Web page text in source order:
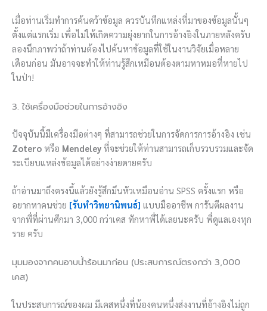
เมื่อท่านเริ่มทำการค้นคว้าข้อมูล ควรบันทึกแหล่งที่มาของข้อมูลนั้นๆ
ตั้งแต่แรกเริ่ม เพื่อไม่ให้เกิดความยุ่งยากในการอ้างอิงในภายหลังครับ
ลองนึกภาพว่าถ้าท่านต้องไปค้นหาข้อมูลที่ใช้ในงานวิจัยเมื่อหลาย
เดือนก่อน มันอาจจะทำให้ท่านรู้สึกเหมือนต้องตามหาหมอที่หายไป
ในป่า!
3. ใช้เครื่องมือช่วยในการอ้างอิง
ปัจจุบันนี้มีเครื่องมือต่างๆ ที่สามารถช่วยในการจัดการการอ้างอิง เช่น
Zotero หรือ Mendeley ที่จะช่วยให้ท่านสามารถเก็บรวบรวมและจัด
ระเบียบแหล่งข้อมูลได้อย่างง่ายดายครับ
ถ้าอ่านมาถึงตรงนี้แล้วยังรู้สึกมึนหัวเหมือนอ่าน SPSS ครั้งแรก หรือ
อยากหาคนช่วย [รับทำวิทยานิพนธ์] แบบมืออาชีพ การันตีผลงาน
จากพี่ที่ผ่านศึกมา 3,000 กว่าเคส ทักหาพี่ได้เลยนะครับ พี่ดูแลเองทุก
ราย ครับ
มุมมองจากคนอาบน้ำร้อนมาก่อน (ประสบการณ์ตรงกว่า 3,000
เคส)
ในประสบการณ์ของผม มีเคสหนึ่งที่น้องคนหนึ่งส่งงานที่อ้างอิงไม่ถูก